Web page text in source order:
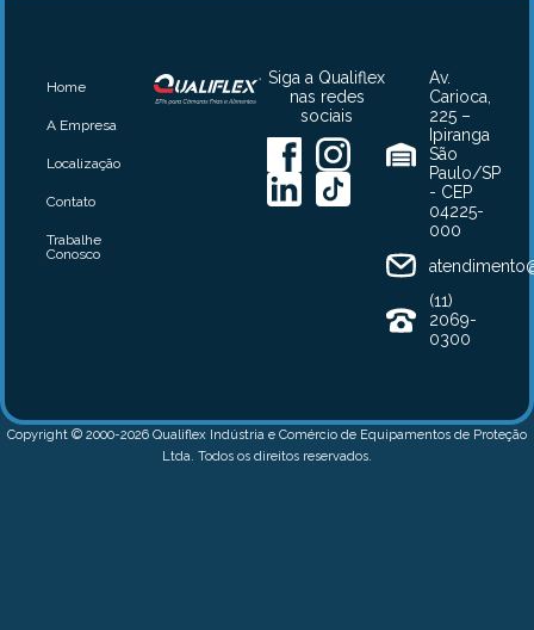
Av.
Carioca,
225 –
Ipiranga
São
Paulo/SP
- CEP
04225-
000
(11)
2069-
0300
Siga a Qualiflex
nas redes
sociais
Home
A Empresa
Localização
Contato
Trabalhe
Conosco
Copyright © 2000-2026 Qualiflex Indústria e Comércio de Equipamentos de Proteção
Ltda. Todos os direitos reservados.